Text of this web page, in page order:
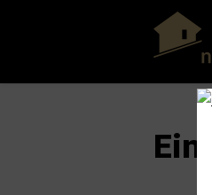
Ein